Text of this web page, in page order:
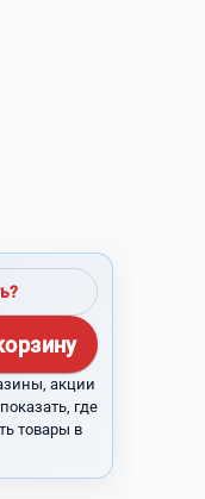
акции
где
товары в